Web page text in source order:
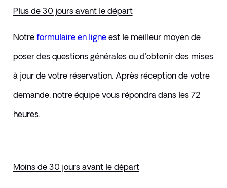
Plus de 30 jours avant le départ
Notre formulaire en ligne est le meilleur moyen de
poser des questions générales ou d'obtenir des mises
à jour de votre réservation. Après réception de votre
demande, notre équipe vous répondra dans les 72
heures.
Moins de 30 jours avant le départ